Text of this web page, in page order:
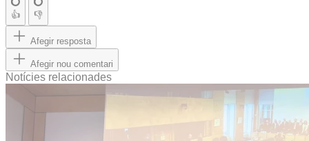
👍 👎
Afegir resposta
Afegir nou comentari
Notícies relacionades